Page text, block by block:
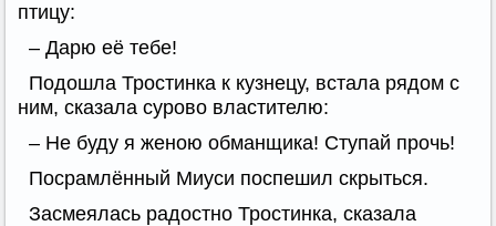
птицу:
– Дарю её тебе!
Подошла Тростинка к кузнецу, встала рядом с
ним, сказала сурово властителю:
– Не буду я женою обманщика! Ступай прочь!
Посрамлённый Миуси поспешил скрыться.
Засмеялась радостно Тростинка, сказала